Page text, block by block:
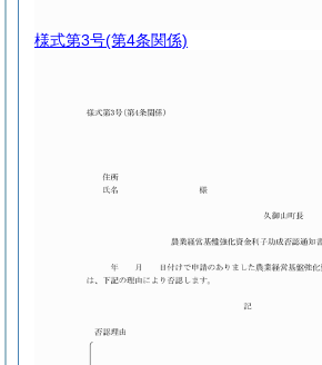
様式第3号(第4条関係)